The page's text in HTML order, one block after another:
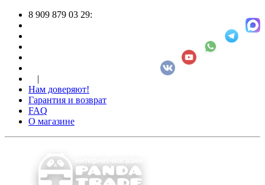
8 909 879 03 29:
|
Нам доверяют!
Гарантия и возврат
FAQ
О магазине